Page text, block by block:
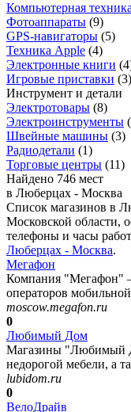
Компьютерная техника
Фотоаппараты (9)
GPS-навигаторы (5)
Техника Apple (4)
Электронные книги (4
Игровые приставки (3)
Инструмент и детали
Электротовары (8)
Электроинструменты (
Швейные машины (3)
Радиодетали (1)
Торговые центры (11)
Найдено 746 мест
в Люберцах - Москва
Список магазинов в
Московской области,
телефоны и часы
Люберцах - Москва.
Мегафон
Компания "Мегафон"
операторов
moscow.megafon.ru
0
Любимый Дом
Магазины "Любимый
недорогой мебели, а
lubidom.ru
0
ВелоДрайв